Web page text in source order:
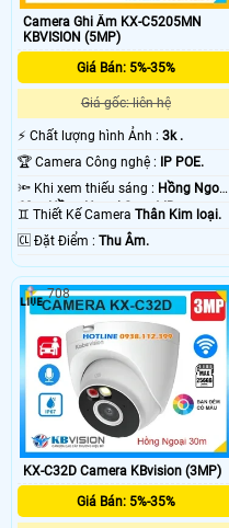
Camera Ghi Âm KX-C5205MN
KBVISION (5MP)
Giá Bán: 5%-35%
Giá gốc: liên hệ
️⚡ Chất lượng hình Ảnh : 3k .
🏆 Camera Công nghệ :
IP POE.
🔦 Khi xem thiếu sáng : Hồng Ngoại
60m Hồng Ngoại Smart IR.
♊ Thiết Kế Camera Thân Kim loại.
️🆑 Đặt Điểm : Thu Âm.
KX-C32D Camera KBvision (3MP)
Giá Bán: 5%-35%
708